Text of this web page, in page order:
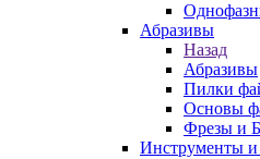
Абразивы
Назад
Абразивы
Пилки
Основы
Фрезы и
Инструменты